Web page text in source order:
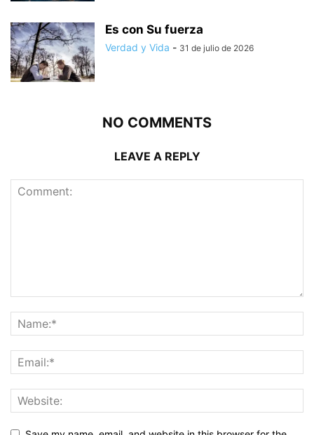
Es con Su fuerza
Verdad y Vida - 31 de julio de 2026
NO COMMENTS
LEAVE A REPLY